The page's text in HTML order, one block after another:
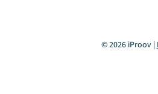
© 2026 iProov |